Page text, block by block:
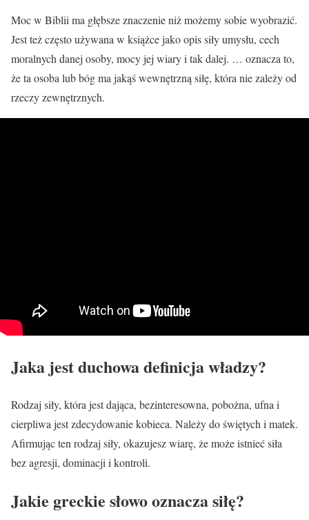
Moc w Biblii ma głębsze znaczenie niż możemy sobie wyobrazić.
Jest też często używana w książce jako opis siły umysłu, cech
moralnych danej osoby, mocy jej wiary i tak dalej. … oznacza to,
że ta osoba lub bóg ma jakąś wewnętrzną siłę, która nie zależy od
rzeczy zewnętrznych.
Jaka jest duchowa definicja władzy?
Rodzaj siły, która jest dająca, bezinteresowna, pobożna, ufna i
cierpliwa jest zdecydowanie kobieca. Należy do świętych i matek.
Afirmując ten rodzaj siły, okazujesz wiarę, że może istnieć siła
bez agresji, dominacji i kontroli.
Jakie greckie słowo oznacza siłę?